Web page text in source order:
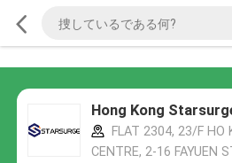
Hong Kong
FLAT 2304, 23/F HO
CENTRE, 2-16 FAYUEN